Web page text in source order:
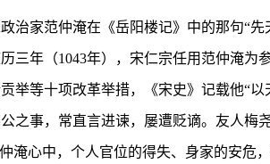
治家范仲淹在《岳阳楼记》中的那句“
三年（1043年），宋仁宗任用范仲淹
举等十项改革举措，《宋史》记载他“
之事，常直言进谏，屡遭贬谪。友人梅
淹心中，个人官位的得失、身家的安危